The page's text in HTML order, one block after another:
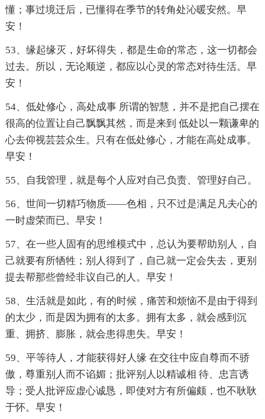
懂；事过境迁后，已懂得在季节的转角处沁暖安然。早
安！
53、缘起缘灭，好坏得失，都是生命的常态，这一切都会
过去。所以，无论顺逆，都应以心灵的常态对待生活。早
安！
54、低处修心，高处成事 所谓的智慧，并不是把自己摆在
很高的位置让自己飘飘其然，而是来到 低处以一颗谦卑的
心去仰视芸芸众生。只有在低处修心，才能在高处成事。
早安！
55、自我管理，就是每个人应对自己负责、管理好自己。
56、世间一切精巧物质——色相，只不过是满足凡夫心的
一时虚荣而已。早安！
57、在一些人固有的思维模式中，总认为要帮助别人，自
己就要有所牺牲；别人得到了，自己就一定会失去，更别
提去帮那些曾经非议自己的人。早安！
58、生活就是如此，有的时候，痛苦和烦恼不是由于得到
的太少，而是因为拥有的太多。拥有太多，就会感到沉
重、拥挤、膨胀，就会患得患失。早安！
59、平等待人，才能获得好人缘 在交往中应自尊而不骄
傲，尊重别人而不谄媚；批评别人以精诚相 待、忠言诱
导；受人批评应虚心诚恳，即使对方有所偏颇，也不耿耿
于怀。早安！